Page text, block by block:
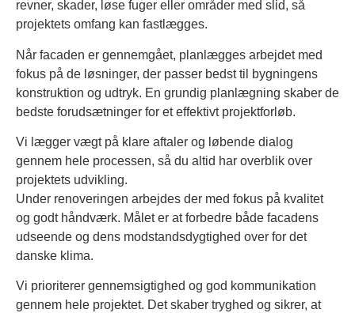
revner, skader, løse fuger eller områder med slid, så
projektets omfang kan fastlægges.
Når facaden er gennemgået, planlægges arbejdet med
fokus på de løsninger, der passer bedst til bygningens
konstruktion og udtryk. En grundig planlægning skaber de
bedste forudsætninger for et effektivt projektforløb.
Vi lægger vægt på klare aftaler og løbende dialog
gennem hele processen, så du altid har overblik over
projektets udvikling.
Under renoveringen arbejdes der med fokus på kvalitet
og godt håndværk. Målet er at forbedre både facadens
udseende og dens modstandsdygtighed over for det
danske klima.
Vi prioriterer gennemsigtighed og god kommunikation
gennem hele projektet. Det skaber tryghed og sikrer, at